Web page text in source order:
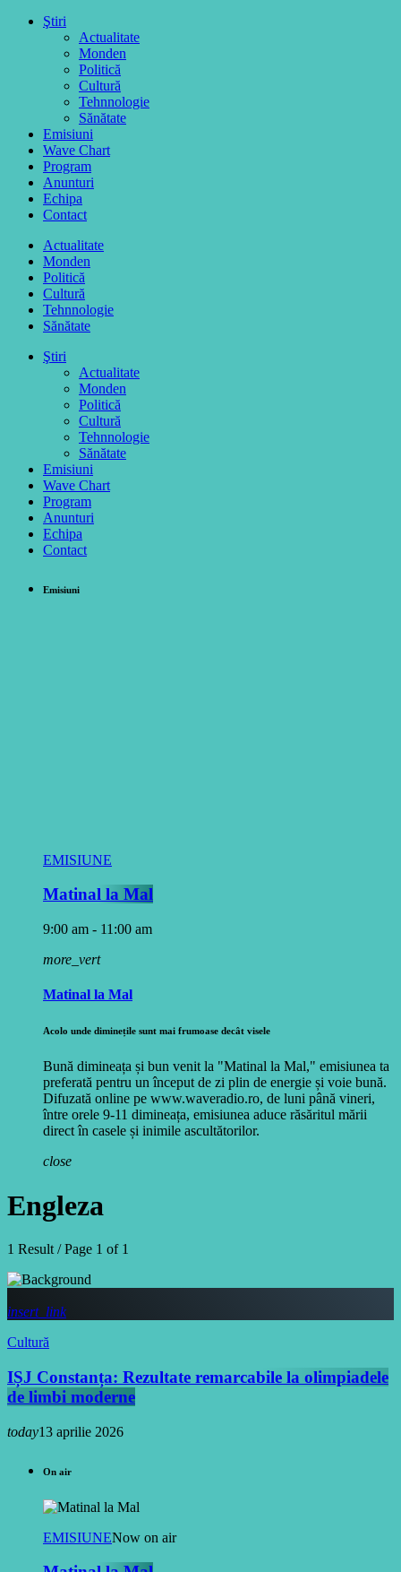
Ştiri
Actualitate
Monden
Politică
Cultură
Tehnnologie
Sănătate
Emisiuni
Wave Chart
Program
Anunturi
Echipa
Contact
Actualitate
Monden
Politică
Cultură
Tehnnologie
Sănătate
Ştiri
Actualitate
Monden
Politică
Cultură
Tehnnologie
Sănătate
Emisiuni
Wave Chart
Program
Anunturi
Echipa
Contact
Emisiuni
EMISIUNE
Matinal la Mal
9:00 am - 11:00 am
more_vert
Matinal la Mal
Acolo unde diminețile sunt mai frumoase decât visele
Bună dimineața și bun venit la "Matinal la Mal," emisiunea ta
preferată pentru un început de zi plin de energie și voie bună.
Difuzată online pe www.waveradio.ro, de luni până vineri,
între orele 9-11 dimineața, emisiunea aduce răsăritul mării
direct în casele și inimile ascultătorilor.
close
Engleza
1 Result / Page 1 of 1
insert_link
Cultură
IȘJ Constanța: Rezultate remarcabile la olimpiadele
de limbi moderne
today13 aprilie 2026
On air
EMISIUNENow on air